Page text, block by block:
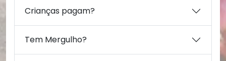
Crianças pagam?
Tem Mergulho?